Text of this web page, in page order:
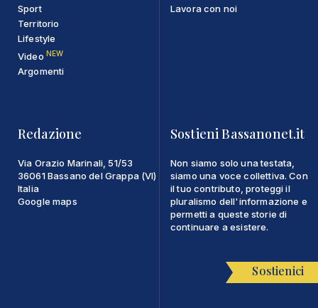
Sport
Territorio
Lifestyle
Video NEW
Argomenti
Lavora con noi
Redazione
Via Orazio Marinali, 51/53
36061 Bassano del Grappa (VI)
Italia
Google maps
Sostieni Bassanonet.it
Non siamo solo una testata,
siamo una voce collettiva. Con
il tuo contributo, proteggi il
pluralismo dell'informazione e
permetti a queste storie di
continuare a esistere.
Sostienici